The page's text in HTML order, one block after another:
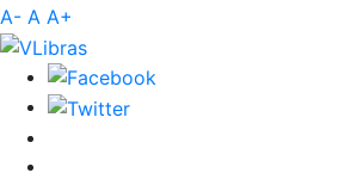
A- A A+